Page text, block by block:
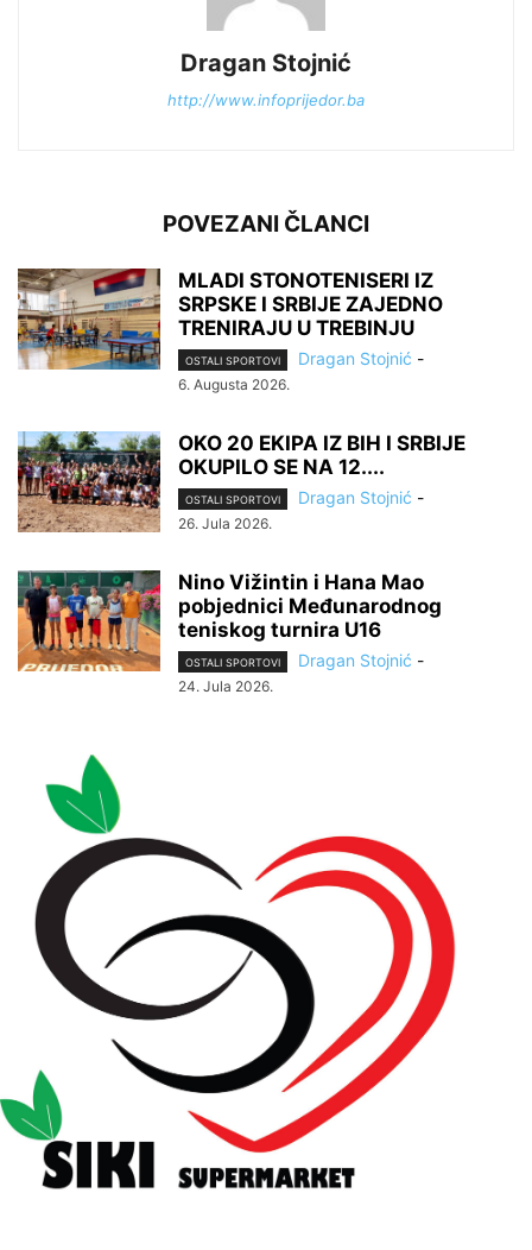
Dragan Stojnić
http://www.infoprijedor.ba
POVEZANI ČLANCI
MLADI STONOTENISERI IZ
SRPSKE I SRBIJE ZAJEDNO
TRENIRAJU U TREBINJU
OSTALI SPORTOVI Dragan Stojnić -
6. Augusta 2026.
OKO 20 EKIPA IZ BIH I SRBIJE
OKUPILO SE NA 12....
OSTALI SPORTOVI Dragan Stojnić -
26. Jula 2026.
Nino Vižintin i Hana Mao
pobjednici Međunarodnog
teniskog turnira U16
OSTALI SPORTOVI Dragan Stojnić -
24. Jula 2026.